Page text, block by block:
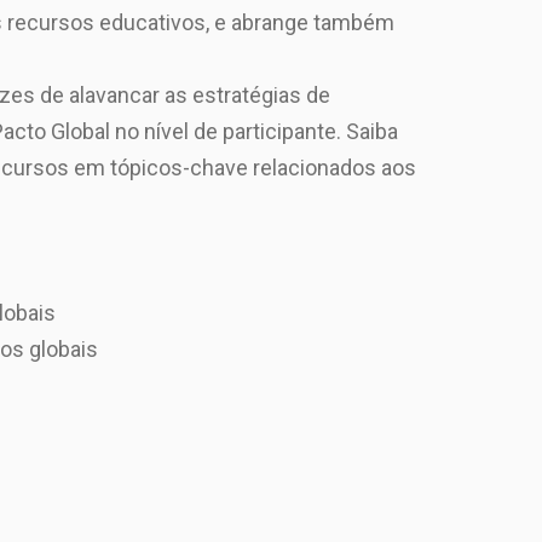
educativos, e abrange também
de alavancar as estratégias de
Global no nível de participante. Saiba
em tópicos-chave relacionados aos
globais